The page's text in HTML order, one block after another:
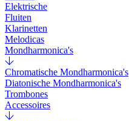
Elektrische
Fluiten
Klarinetten
Melodicas
Mondharmonica's
Chromatische Mondharmonica's
Diatonische Mondharmonica's
Trombones
Accessoires